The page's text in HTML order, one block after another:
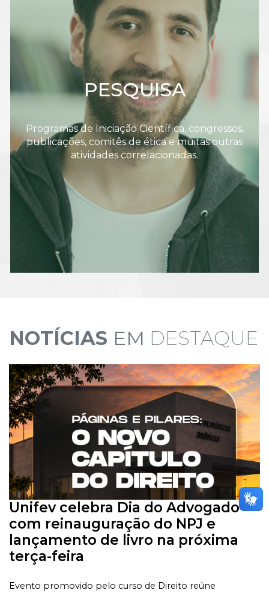
PESQUISA
Programas de Iniciação Científica, congressos,
publicações, comitês de ética e muitas outras
atividades correlacionadas.
NOTÍCIAS EM DESTAQUE
Unifev celebra Dia do Advogado
com reinauguração do NPJ e
lançamento de livro na próxima
terça-feira
Evento promovido pelo curso de Direito reúne